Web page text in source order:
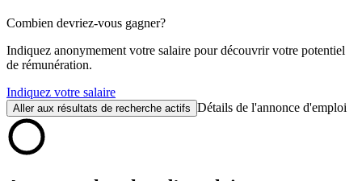
Combien devriez-vous gagner?
Indiquez anonymement votre salaire pour découvrir votre potentiel
de rémunération.
Indiquez votre salaire
Aller aux résultats de recherche actifs Détails de l'annonce d'emploi